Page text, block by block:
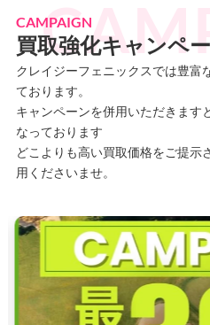
CAMPAIGN
買取強化キャンペ
クレイジーフェニックスでは豊富
ております。
キャンペーンを併用いただきます
なっております
どこよりも高い買取価格をご提示
用くださいませ。